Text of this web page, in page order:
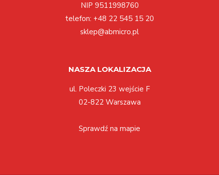
NIP 9511998760
telefon: +48 22 545 15 20
sklep@abmicro.pl
NASZA LOKALIZACJA
ul. Poleczki 23 wejście F
02-822 Warszawa
Sprawdź na mapie